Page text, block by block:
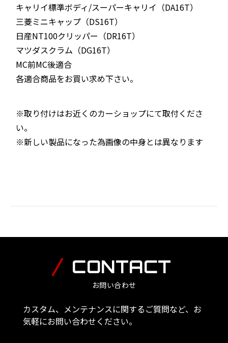
キャリイ標準ボディ/スーパーキャリイ（DA16T）
三菱ミニキャップ（DS16T）
日産NT100クリッパー（DR16T）
マツダスクラム（DG16T）
MC前MC後適合
各適合商品をお買い求め下さい。
※取り付けはお近くのカーショップにて取付くださ
い。
※新しい製品になった為画像の中身とは異なります
CONTACT
お問い合わせ
カスタム、メンテナンスに関するご質問など、お
気軽にお問い合わせください。